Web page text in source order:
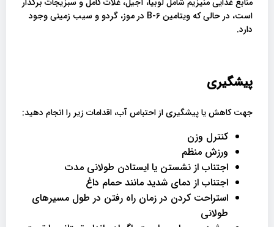
است، در حالی که ویتامین B-6 در موز، گردو و سیب زمینی وجود
دارد.
پیشگیری
جهت کاهش یا پیشگیری از احتباس آب، اقدامات زیر را انجام دهید:
کنترل وزن
ورزش منظم
اجتناب از نشستن یا ایستادن طولانی مدت
اجتناب از دمای شدید مانند حمام داغ
استراحت کردن در زمان راه رفتن در طول مسیرهای
طولانی